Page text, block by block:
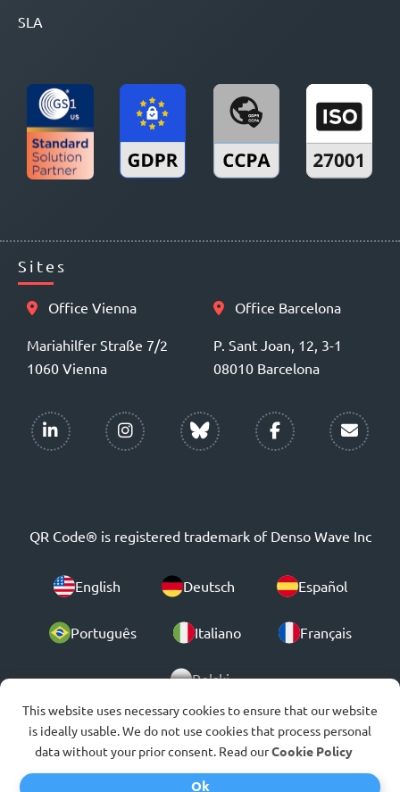
SLA
Sites
Office Vienna
Mariahilfer Straße 7/2
1060 Vienna
Office Barcelona
P. Sant Joan, 12, 3-1
08010 Barcelona
QR Code® is registered trademark of Denso Wave Inc
English Deutsch Español
Português Italiano Français
Polski
© 2007-2026
This website uses necessary cookies to ensure that our website
is ideally usable. We do not use cookies that process personal
data without your prior consent. Read ourCookie Policy
Ok